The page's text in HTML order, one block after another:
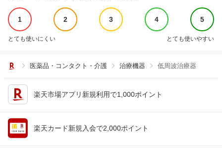
1 2 3 4 5
とても使いにくい とても使いやすい
医薬品・コンタクト・介護 治療機器 低周波治療器
楽天市場アプリ新規利用で1,000ポイント
楽天カード新規入会で2,000ポイント